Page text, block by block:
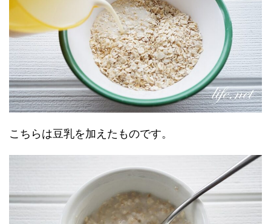
こちらは豆乳を加えたものです。